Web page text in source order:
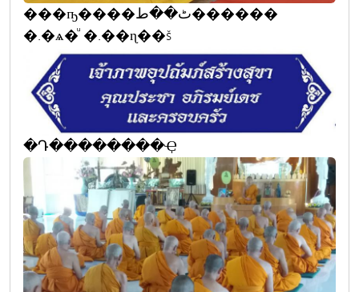
���ҧ����ٹ��ط������
�.�ѧ�ͧ �.��ɳ��š
�Դ��������Ҿ